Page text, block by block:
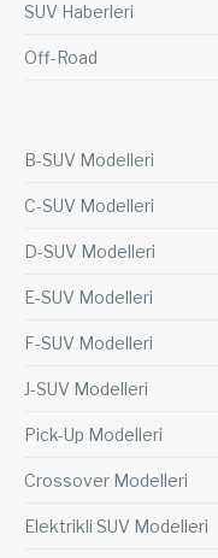
SUV Haberleri
Off-Road
B-SUV Modelleri
C-SUV Modelleri
D-SUV Modelleri
E-SUV Modelleri
F-SUV Modelleri
J-SUV Modelleri
Pick-Up Modelleri
Crossover Modelleri
Elektrikli SUV Modelleri